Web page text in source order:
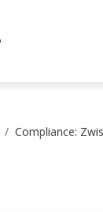
Compliance: